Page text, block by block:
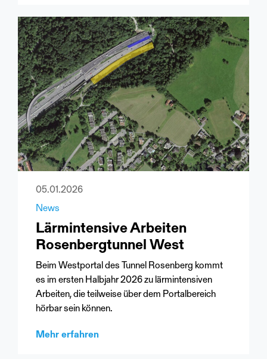
05.01.2026
News
Lärmintensive Arbeiten
Rosenbergtunnel West
Beim Westportal des Tunnel Rosenberg kommt
es im ersten Halbjahr 2026 zu lärmintensiven
Arbeiten, die teilweise über dem Portalbereich
hörbar sein können.
Mehr erfahren